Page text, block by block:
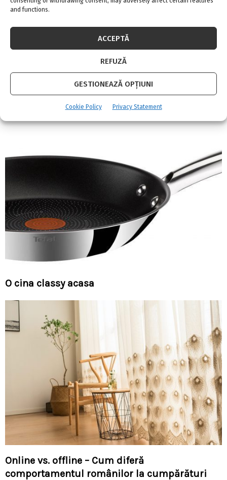
and functions.
ACCEPTĂ
REFUZĂ
GESTIONEAZĂ OPȚIUNI
Cookie Policy Privacy Statement
RELATED POSTS
O cina classy acasa
Online vs. offline – Cum diferă
comportamentul românilor la cumpărături